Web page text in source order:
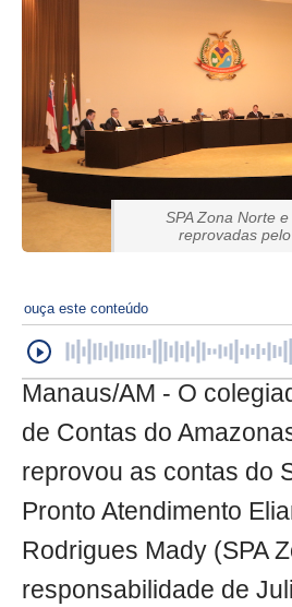
SPA Zona Norte
reprovadas
ouça este conteúdo
Manaus/AM - O
de Contas do
reprovou as contas do
Pronto Atendimento
Rodrigues Mady (SPA
responsabilidade de